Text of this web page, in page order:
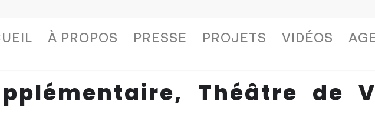
À PROPOS PRESSE PROJETS VIDÉOS
Théâtre de